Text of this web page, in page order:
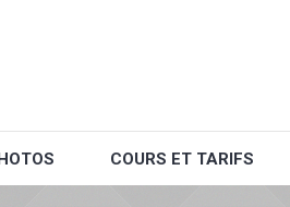
COURS ET TARIFS